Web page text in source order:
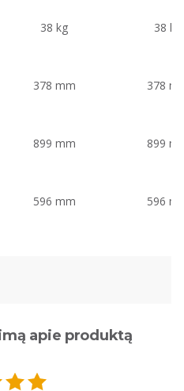
38 kg 38 kg
378 mm 378
899 mm 899
596 mm 596
apie produktą